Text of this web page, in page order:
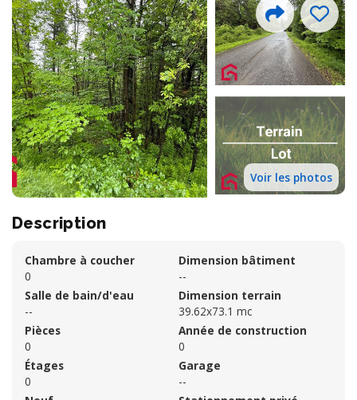
Voir les photos
Description
Chambre à coucher
0
Salle de bain/d'eau
--
Pièces
0
Étages
0
Dimension bâtiment
--
Dimension terrain
39.62x73.1 mc
Année de construction
0
Garage
--